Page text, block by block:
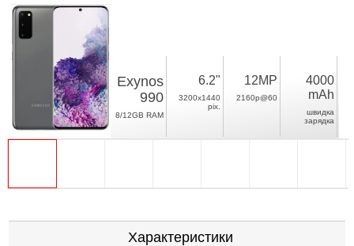
Exynos
990
8/12GB RAM
6.2"
3200x1440
pix.
12MP
2160p@60
4000
mAh
швидка
зарядка
Характеристики